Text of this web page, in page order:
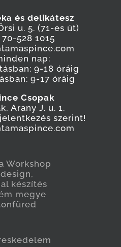
és delikátesz
u. 5. (71-es út)
528 1015
nap:
9-18 óráig
9-17 óráig
Csopak
Arany J. u. 1.
szerint!